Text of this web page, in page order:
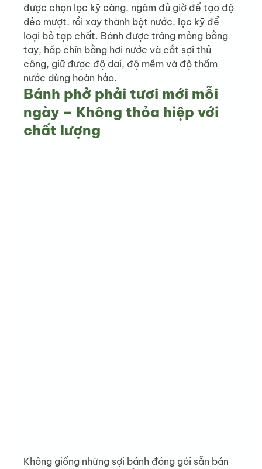
được chọn lọc kỹ càng, ngâm đủ giờ để tạo độ
dẻo mượt, rồi xay thành bột nước, lọc kỹ để
loại bỏ tạp chất. Bánh được tráng mỏng bằng
tay, hấp chín bằng hơi nước và cắt sợi thủ
công, giữ được độ dai, độ mềm và độ thấm
nước dùng hoàn hảo.
Bánh phở phải tươi mới mỗi
ngày – Không thỏa hiệp với
chất lượng
Không giống những sợi bánh đóng gói sẵn bán